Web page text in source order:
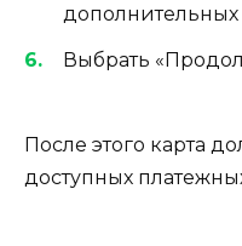
Выбрать
После этого карта
доступных